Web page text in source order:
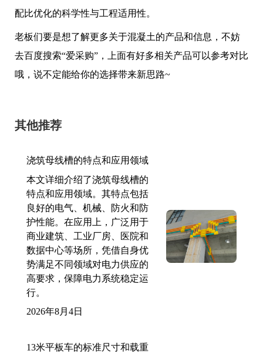
配比优化的科学性与工程适用性。
老板们要是想了解更多关于混凝土的产品和信息，不妨
去百度搜索“爱采购”，上面有好多相关产品可以参考对比
哦，说不定能给你的选择带来新思路~
其他推荐
浇筑母线槽的特点和应用领域
本文详细介绍了浇筑母线槽的
特点和应用领域。其特点包括
良好的电气、机械、防火和防
护性能。在应用上，广泛用于
商业建筑、工业厂房、医院和
数据中心等场所，凭借自身优
势满足不同领域对电力供应的
高要求，保障电力系统稳定运
行。
2026年8月4日
13米平板车的标准尺寸和载重